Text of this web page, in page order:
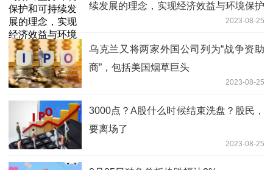
续发展的理念，实现经济效益与环境保护
2023-08-25
乌克兰又将两家外国公司列为“战争资助
商”，包括美国烟草巨头
2023-08-25
3000点？A股什么时候结束洗盘？股民，
要离场了
2023-08-25